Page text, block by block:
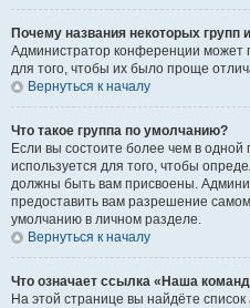
Почему названия некоторых групп
Администратор конференции может
для того, чтобы их было проще
Вернуться к началу
Что такое группа по умолчанию?
Если вы состоите более чем в
используется для того, чтобы
должны быть вам присвоены.
предоставить вам разрешение
умолчанию в личном разделе.
Вернуться к началу
Что означает ссылка «Наша
На этой странице вы найдёте